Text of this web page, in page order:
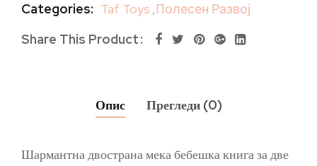
Categories: Taf Toys ,Полесен Развој
Share This Product
Опис Прегледи (0)
Шармантна двострана мека бебешка книга за две